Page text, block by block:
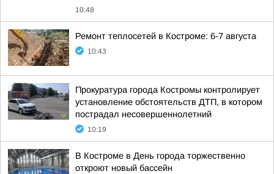
10:48
Ремонт теплосетей в Костроме: 6-7 августа
10:43
Прокуратура города Костромы контролирует
установление обстоятельств ДТП, в котором
пострадал несовершеннолетний
10:19
В Костроме в День города торжественно
откроют новый бассейн